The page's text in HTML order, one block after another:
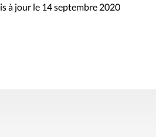
à jour le 14 septembre 2020